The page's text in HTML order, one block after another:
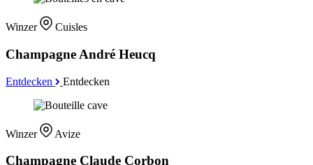
Winzer Cuisles
Champagne André Heucq
Entdecken Entdecken
Winzer Avize
Champagne Claude Corbon